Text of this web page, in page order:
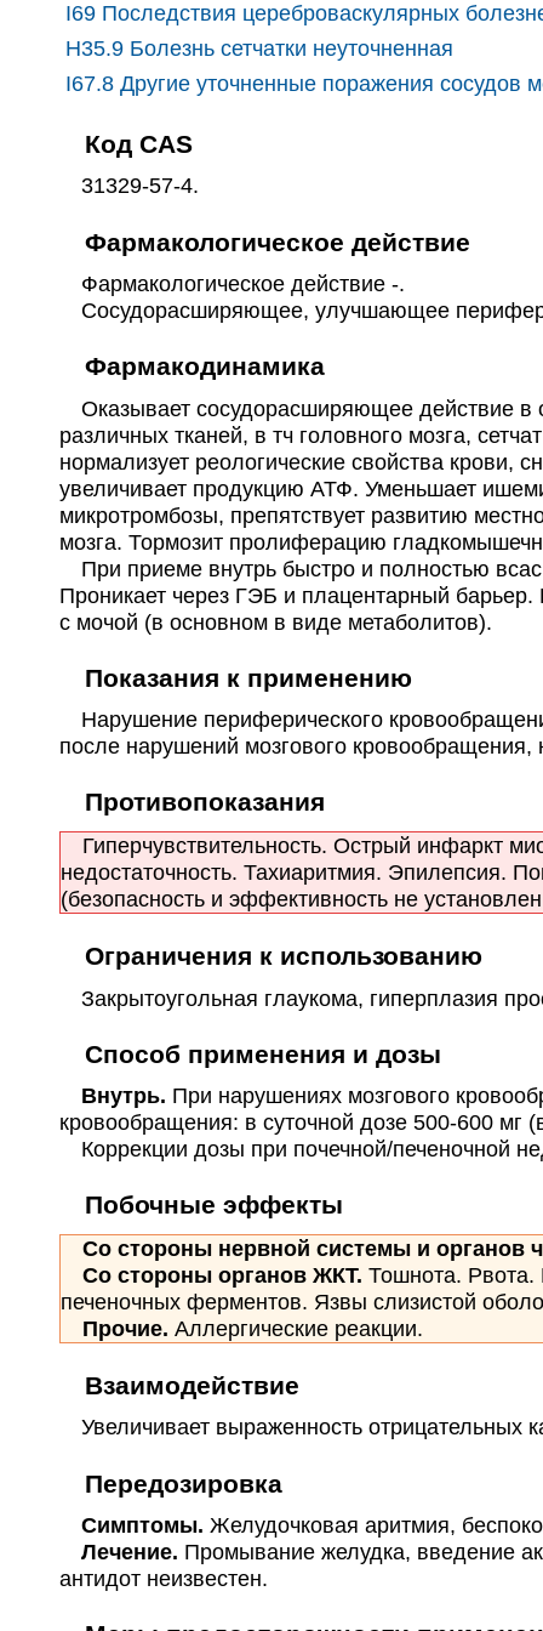
I69 Последствия цереброваскулярных
H35.9 Болезнь сетчатки неуточненная
I67.8 Другие уточненные поражения сосудов
Код CAS
31329-57-4.
Фармакологическое действие
Фармакологическое действие -.
Сосудорасширяющее, улучшающее
Фармакодинамика
Оказывает сосудорасширяющее действие в
различных тканей, в тч головного мозга,
нормализует реологические свойства крови,
увеличивает продукцию АТФ. Уменьшает
микротромбозы, препятствует развитию
мозга. Тормозит пролиферацию
При приеме внутрь быстро и полностью
Проникает через ГЭБ и плацентарный
с мочой (в основном в виде метаболитов).
Показания к применению
Нарушение периферического
после нарушений мозгового кровообращения,
Противопоказания
Гиперчувствительность. Острый инфаркт
недостаточность. Тахиаритмия. Эпилепсия.
(безопасность и эффективность не
Ограничения к использованию
Закрытоугольная глаукома, гиперплазия
Способ применения и дозы
Внутрь. При нарушениях мозгового
кровообращения: в суточной дозе 500-600 мг
Коррекции дозы при почечной/печеночной
Побочные эффекты
Со стороны нервной системы и органов
Со стороны органов ЖКТ.Тошнота. Рвота.
печеночных ферментов. Язвы слизистой
Прочие.Аллергические реакции.
Взаимодействие
Увеличивает выраженность отрицательных
Передозировка
Симптомы.Желудочковая аритмия,
Лечение. Промывание желудка, введение
антидот неизвестен.